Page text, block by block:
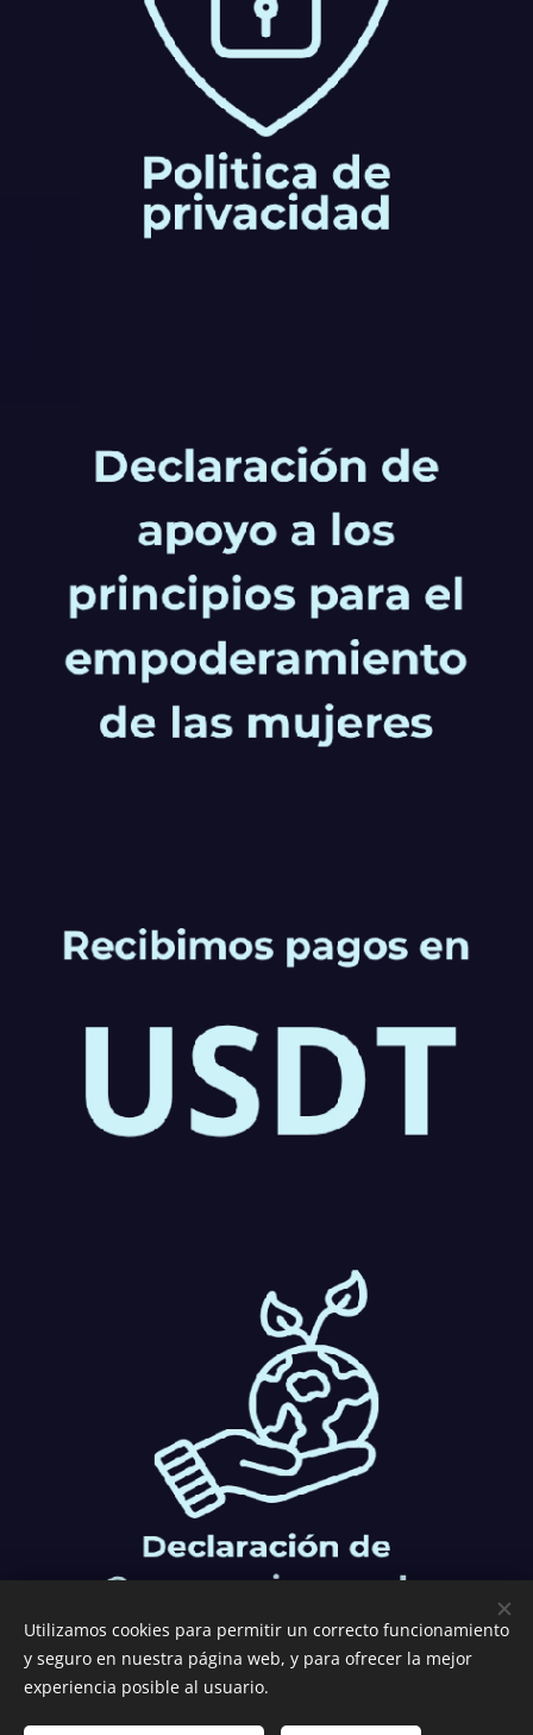
Utilizamos cookies para permitir un correcto funcionamiento
y seguro en nuestra página web, y para ofrecer la mejor
experiencia posible al usuario.